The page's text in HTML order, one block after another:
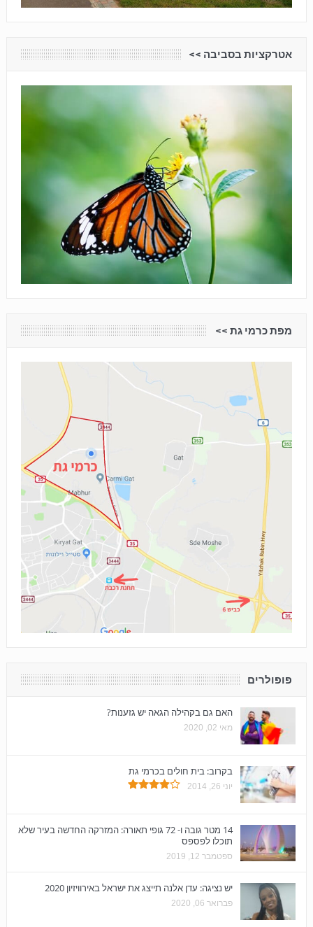
אטרקציות בסביבה <<
מפת כרמי גת <<
פופולרים
האם גם בקהילה הגאה יש גזענות?
מאי 02, 2020
בקרוב: בית חולים בכרמי גת
יוני 26, 2014
14 מטר גובה ו- 72 גופי תאורה: המזרקה החדשה בעיר שלא
תוכלו לפספס
ספטמבר 12, 2019
יש נציגה: עדן אלנה תייצג את ישראל באירוויזיון 2020
פברואר 06, 2020